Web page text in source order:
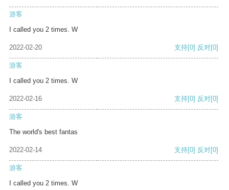
游客
I called you 2 times. W
2022-02-20 支持[0] 反对[0]
游客
I called you 2 times. W
2022-02-16 支持[0] 反对[0]
游客
The world's best fantas
2022-02-14 支持[0] 反对[0]
游客
I called you 2 times. W